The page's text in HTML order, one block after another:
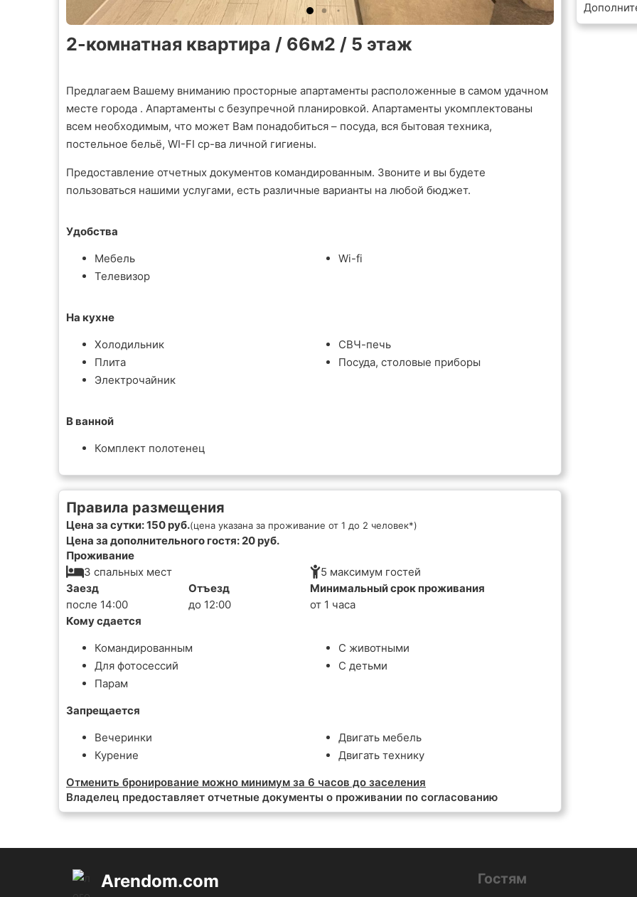
2-комнатная квартира / 66м2 / 5 этаж
Предлагаем Вашему вниманию просторные апартаменты расположенные в самом удачном
месте города . Апартаменты с безупречной планировкой. Апартаменты укомплектованы
всем необходимым, что может Вам понадобиться – посуда, вся бытовая техника,
постельное бельё, WI-FI ср-ва личной гигиены.
Предоставление отчетных документов командированным. Звоните и вы будете
пользоваться нашими услугами, есть различные варианты на любой бюджет.
Удобства
Мебель
Телевизор
Wi-fi
На кухне
Холодильник
Плита
Электрочайник
СВЧ-печь
Посуда, столовые приборы
В ванной
Комплект полотенец
Правила размещения
Цена за сутки: 150 руб.(цена указана за проживание от 1 до 2 человек*)
Цена за дополнительного гостя: 20 руб.
Проживание
3 спальных мест
5 максимум гостей
Заезд
после 14:00
Отъезд
до 12:00
Минимальный срок проживания
от 1 часа
Кому сдается
Командированным
Для фотосессий
Парам
С животными
С детьми
Запрещается
Вечеринки
Курение
Двигать мебель
Двигать технику
Отменить бронирование можно минимум за 6 часов до заселения
Владелец предоставляет отчетные документы о проживании по согласованию
Arendom.com Гостям